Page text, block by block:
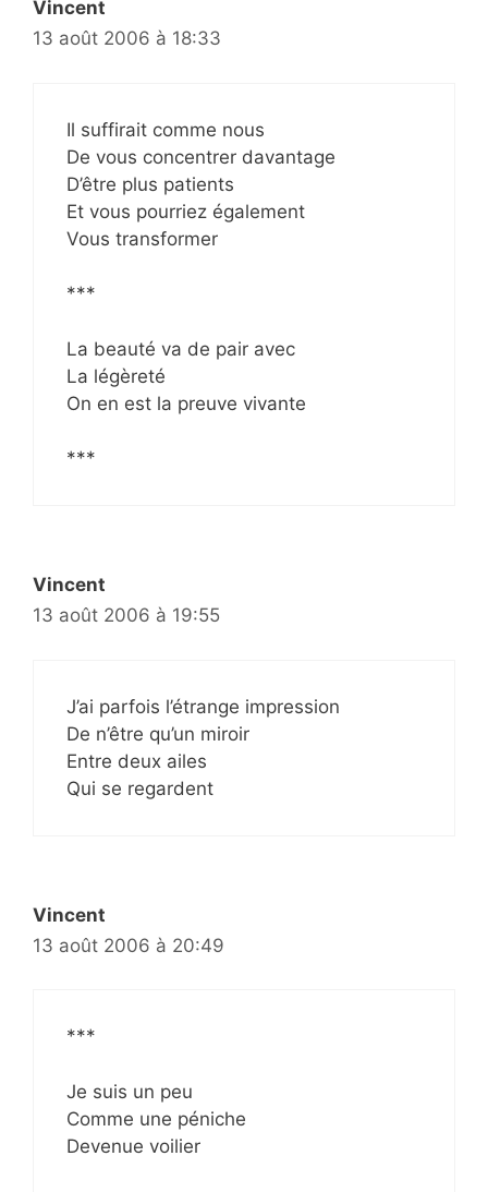
Vincent
13 août 2006 à 18:33
Il suffirait comme nous
De vous concentrer davantage
D’être plus patients
Et vous pourriez également
Vous transformer
***
La beauté va de pair avec
La légèreté
On en est la preuve vivante
***
Vincent
13 août 2006 à 19:55
J’ai parfois l’étrange impression
De n’être qu’un miroir
Entre deux ailes
Qui se regardent
Vincent
13 août 2006 à 20:49
***
Je suis un peu
Comme une péniche
Devenue voilier